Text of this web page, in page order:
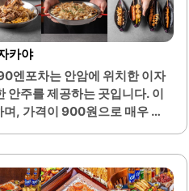
다. 이곳의 마감시간은 새벽
있는 점이 장점입니다.다양
선택의 폭이 넓으며, 특히 김치
에게 사랑받고 있습니다. 사
에게 편안한 분위기를 제공합
리어로 꾸며져 있어 포토존
악이 흐르는 이곳은 감성을..
카야
엔포차는 안암에 위치한 이자
안주를 제공하는 곳입니다. 이
, 가격이 900원으로 매우 합
꾸며져 있으며, 개성 있는 인
본 술이 준비되어 있어 사케